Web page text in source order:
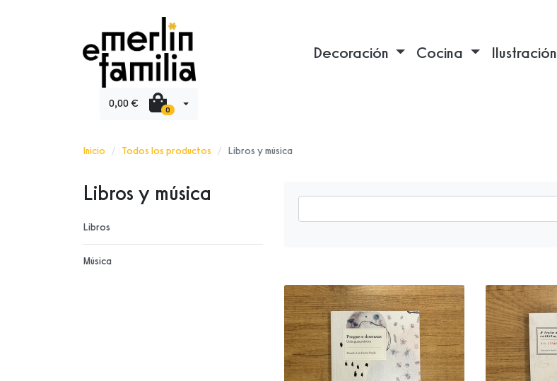
Decoración Cocina Ilustración
0,00 € 0
Inicio Todos los productos Libros y música
Libros y música
Libros
Música